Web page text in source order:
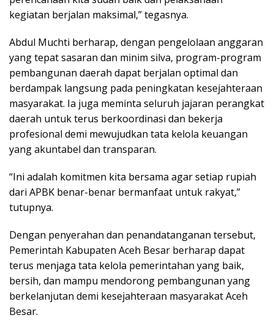
kegiatan berjalan maksimal,” tegasnya.
Abdul Muchti berharap, dengan pengelolaan anggaran
yang tepat sasaran dan minim silva, program-program
pembangunan daerah dapat berjalan optimal dan
berdampak langsung pada peningkatan kesejahteraan
masyarakat. Ia juga meminta seluruh jajaran perangkat
daerah untuk terus berkoordinasi dan bekerja
profesional demi mewujudkan tata kelola keuangan
yang akuntabel dan transparan.
“Ini adalah komitmen kita bersama agar setiap rupiah
dari APBK benar-benar bermanfaat untuk rakyat,”
tutupnya.
Dengan penyerahan dan penandatanganan tersebut,
Pemerintah Kabupaten Aceh Besar berharap dapat
terus menjaga tata kelola pemerintahan yang baik,
bersih, dan mampu mendorong pembangunan yang
berkelanjutan demi kesejahteraan masyarakat Aceh
Besar.